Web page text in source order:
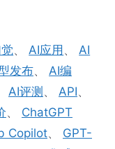
、AI应用 、AI
发布、 AI编
AI评测 、 API、
、 ChatGPT
Copilot、 GPT-